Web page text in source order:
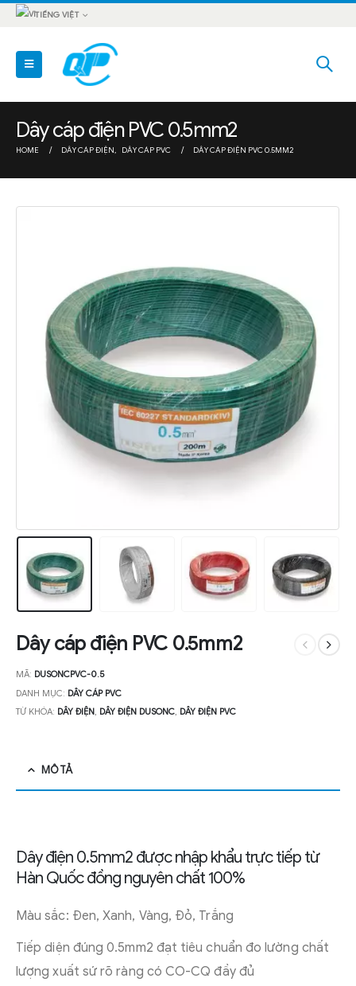
TIẾNG VIỆT
Dây cáp điện PVC 0.5mm2
HOME DÂY CÁP ĐIỆN, DÂY CÁP PVC DÂY CÁP ĐIỆN PVC 0.5MM2
Dây cáp điện PVC 0.5mm2
MÃ: DUSONCPVC-0.5
DANH MỤC: DÂY CÁP PVC
TỪ KHÓA: DÂY ĐIỆN, DÂY ĐIỆN DUSONC, DÂY ĐIỆN PVC
MÔ TẢ
Dây điện 0.5mm2 được nhập khẩu trực tiếp từ
Hàn Quốc đồng nguyên chất 100%
Màu sắc: Đen, Xanh, Vàng, Đỏ, Trắng
Tiếp diện đúng 0.5mm2 đạt tiêu chuẩn đo lường chất
lượng xuất sứ rõ ràng có CO-CQ đầy đủ